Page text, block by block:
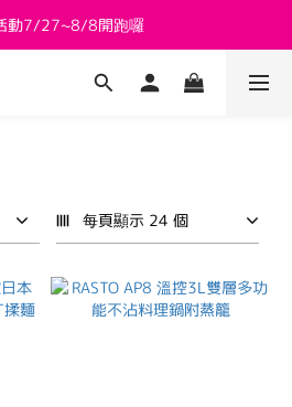
送 $800購物金
動7/27~8/8開跑囉
員送 $800購物金
每頁顯示 24 個